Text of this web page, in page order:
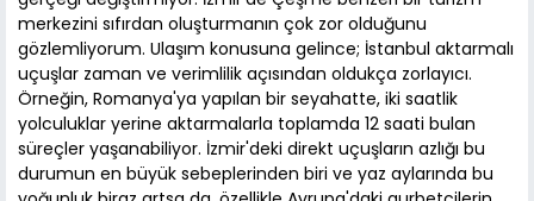
merkezini sıfırdan oluşturmanın çok zor olduğunu
gözlemliyorum. Ulaşım konusuna gelince; İstanbul aktarmalı
uçuşlar zaman ve verimlilik açısından oldukça zorlayıcı.
Örneğin, Romanya'ya yapılan bir seyahatte, iki saatlik
yolculuklar yerine aktarmalarla toplamda 12 saati bulan
süreçler yaşanabiliyor. İzmir'deki direkt uçuşların azlığı bu
durumun en büyük sebeplerinden biri ve yaz aylarında bu